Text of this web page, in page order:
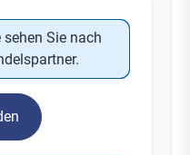
Sie nach